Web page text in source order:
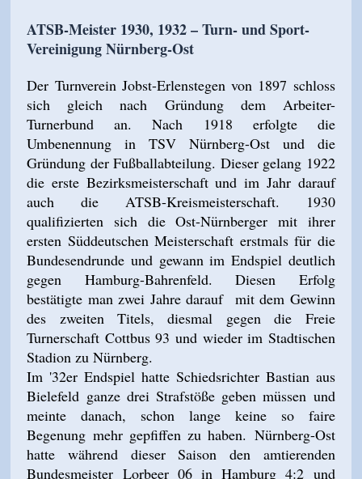
ATSB-Meister 1930, 1932 – Turn- und Sport-
Vereinigung Nürnberg-Ost
Der Turnverein Jobst-Erlenstegen von 1897 schloss
sich gleich nach Gründung dem Arbeiter-
Turnerbund an. Nach 1918 erfolgte die
Umbenennung in TSV Nürnberg-Ost und die
Gründung der Fußballabteilung. Dieser gelang 1922
die erste Bezirksmeisterschaft und im Jahr darauf
auch die ATSB-Kreismeisterschaft. 1930
qualifizierten sich die Ost-Nürnberger mit ihrer
ersten Süddeutschen Meisterschaft erstmals für die
Bundesendrunde und gewann im Endspiel deutlich
gegen Hamburg-Bahrenfeld. Diesen Erfolg
bestätigte man zwei Jahre darauf mit dem Gewinn
des zweiten Titels, diesmal gegen die Freie
Turnerschaft Cottbus 93 und wieder im Stadtischen
Stadion zu Nürnberg.
Im '32er Endspiel hatte Schiedsrichter Bastian aus
Bielefeld ganze drei Strafstöße geben müssen und
meinte danach, schon lange keine so faire
Begenung mehr gepfiffen zu haben. Nürnberg-Ost
hatte während dieser Saison den amtierenden
Bundesmeister Lorbeer 06 in Hamburg 4:2 und